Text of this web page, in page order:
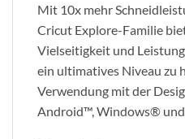
Mit 10x mehr
Cricut Explore-Familie
Vielseitigkeit und
ein ultimatives Niveau zu
Verwendung mit der
Android™, Windows®